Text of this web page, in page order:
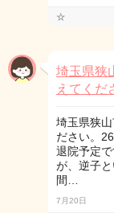
☆
埼玉県狭
えてくだ
埼玉県狭
ださい。
退院予定
が、逆子
間…
7月20日